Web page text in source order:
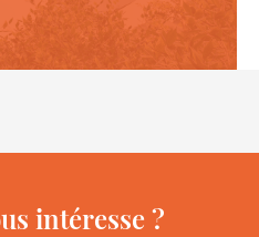
intéresse ?